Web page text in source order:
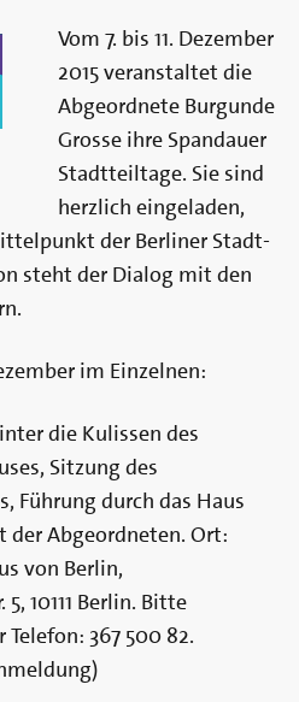
Vom 7. bis 11. Dezember
2015 ver­an­stal­tet die
Ab­­ge­­ord­­nete Burgunde
Grosse ihre Spandauer
Stadtteiltage. Sie sind
herz­lich ein­­­ge­­­laden,
der Ber­liner Stadt­­
steht der Di­a­­log mit den
im Einzelnen:
die Kulissen des
Sitzung des
Führung durch das Haus
der Abgeordneten. Ort:
von Berlin,
10111 Berlin. Bitte
367 500 82.